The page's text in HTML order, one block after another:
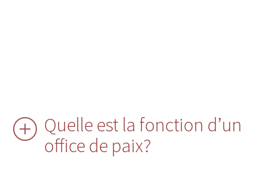
Quelle est la fonction d’un
office de paix?